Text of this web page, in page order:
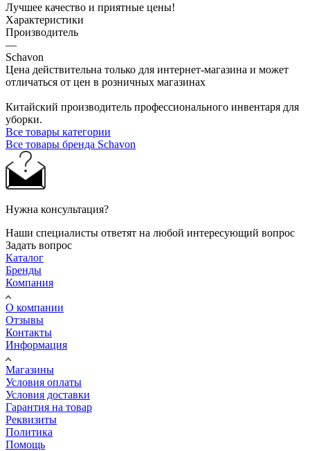
Лучшее качество и приятные цены!
Характеристики
Производитель
—
Schavon
Цена действительна только для интернет-магазина и может
отличаться от цен в розничных магазинах
Китайский производитель профессионального инвентаря для
уборки.
Все товары категории
Все товары бренда Schavon
Нужна консультация?
Наши специалисты ответят на любой интересующий вопрос
Задать вопрос
Каталог
Бренды
Компания
О компании
Отзывы
Контакты
Информация
Магазины
Условия оплаты
Условия доставки
Гарантия на товар
Реквизиты
Политика
Помощь